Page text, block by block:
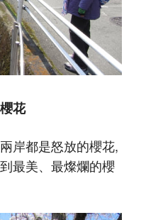
花
岸都是怒放的櫻花,
最美、最燦爛的櫻